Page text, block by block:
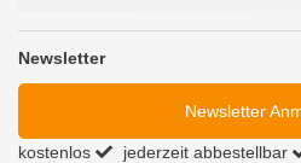
Newsletter
Newsletter
kostenlos jederzeit abbestellbar